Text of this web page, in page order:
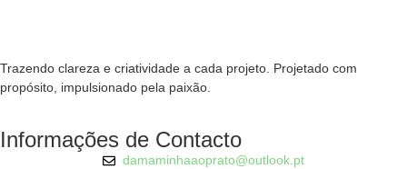
Trazendo clareza e criatividade a cada projeto. Projetado com
propósito, impulsionado pela paixão.
Informações de Contacto
damaminhaaoprato@outlook.pt